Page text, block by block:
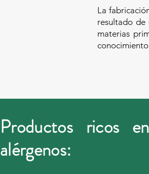
La
resultado de
materias
Productos ricos
alérgenos: